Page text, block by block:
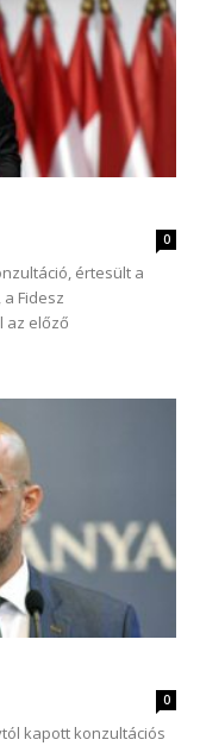
0
értesült a
Fidesz
az előző
0
kapott konzultációs